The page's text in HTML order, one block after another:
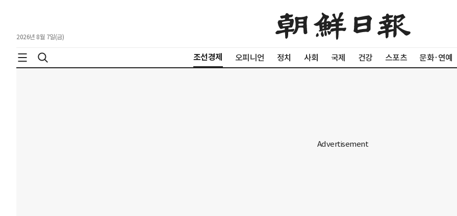
2026년 8월 7일(금)
조선경제 오피니언 정치 사회 국제 건강 스포츠 문화·연예